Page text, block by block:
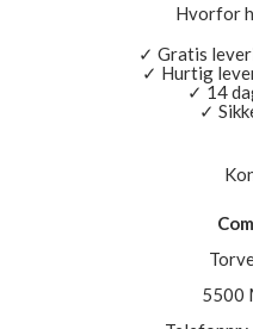
Hvorfor
✓ Gratis
✓ Hurtig
✓ 14
✓
5500